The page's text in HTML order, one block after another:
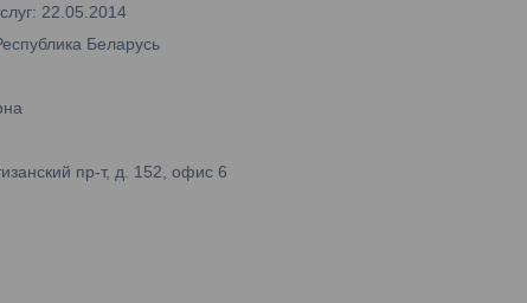
22.05.2014
Беларусь
пр-т, д. 152, офис 6